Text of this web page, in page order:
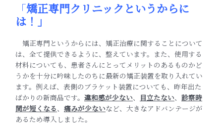
「矯正専門クリニックというからに
は！」
矯正専門というからには、矯正治療に関することについて
は、全て提供できるように、整えています。また、使用する
材料についても、患者さんにとってメリットのあるものかど
うかを十分に吟味したのちに最新の矯正装置を取り入れてい
ます。例えば、表側のブラケット装置についても、昨年出た
ばかりの新商品です。違和感が少ない、 目立たない、診察時
間が短くなる、痛みが少ないなど、大きなアドバンテージが
あるため導入しました。